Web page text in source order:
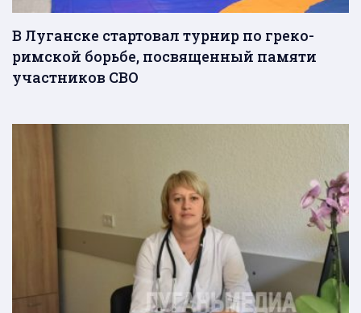
В Луганске стартовал турнир по греко-
римской борьбе, посвященный памяти
участников СВО